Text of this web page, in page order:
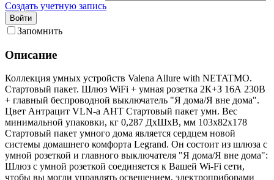
Создать учетную запись
Войти
Запомнить
Описание
Коллекция умных устройств Valena Allure with NETATMO.
Стартовый пакет. Шлюз WiFi + умная розетка 2К+З 16А 230В
+ главный беспроводной выключатель "Я дома/Я вне дома".
Цвет Антрацит VLN-a АНТ Стартовый пакет умн. Вес
минимальной упаковки, кг 0,287 ДхШхВ, мм 103х82х178
Стартовый пакет умного дома является сердцем новой
системы домашнего комфорта Legrand. Он состоит из шлюза с
умной розеткой и главного выключателя "Я дома/Я вне дома":
Шлюз с умной розеткой соединяется к Вашей Wi-Fi сети,
чтобы вы могли управлять освещением, электроприборами